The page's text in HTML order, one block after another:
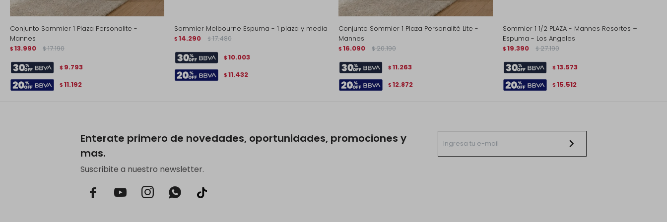
Conjunto Sommier 1 Plaza Personalite -
Mannes
$ 13.990 $ 17.190
$ 9.793
$ 11.192
Sommier Melbourne Espuma - 1 plaza y media
$ 14.290 $ 17.480
$ 10.003
$ 11.432
Conjunto Sommier 1 Plaza Personalité Lite -
Mannes
$ 16.090 $ 20.190
$ 11.263
$ 12.872
Sommier 1 1/2 PLAZA - Mannes Resortes +
Espuma - Los Angeles
$ 19.390 $ 27.190
$ 13.573
$ 15.512
Enterate primero de novedades, oportunidades, promociones y
mas.
Suscribite a nuestro newsletter.
  